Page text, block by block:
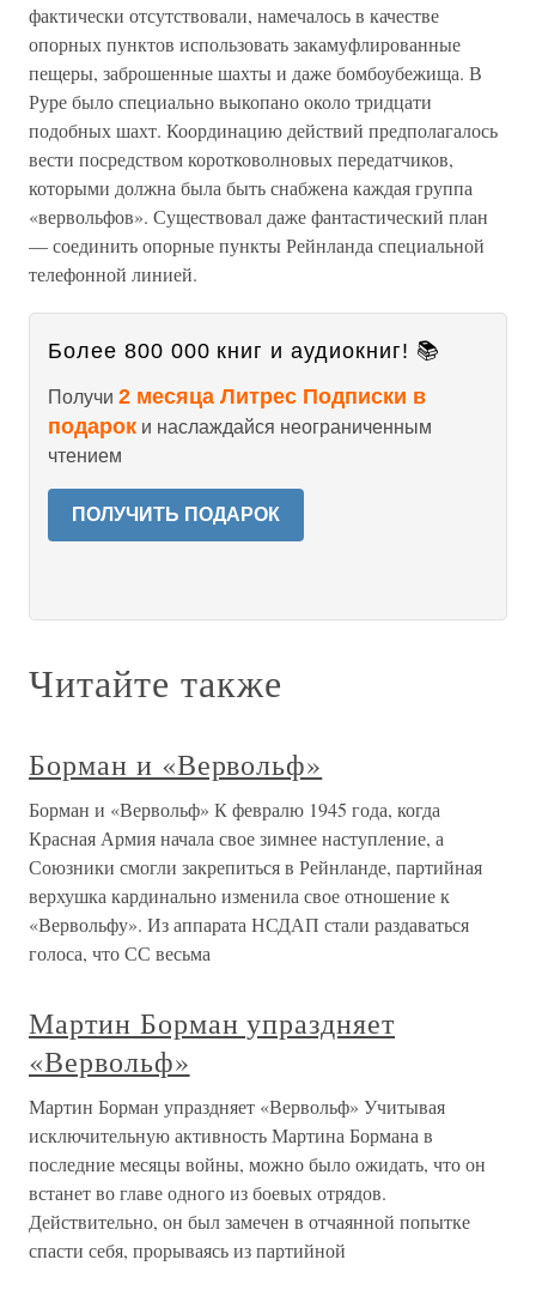
фактически отсутствовали, намечалось в качестве
опорных пунктов использовать закамуфлированные
пещеры, заброшенные шахты и даже бомбоубежища. В
Руре было специально выкопано около тридцати
подобных шахт. Координацию действий предполагалось
вести посредством коротковолновых передатчиков,
которыми должна была быть снабжена каждая группа
«вервольфов». Существовал даже фантастический план
— соединить опорные пункты Рейнланда специальной
телефонной линией.
Более 800 000 книг и аудиокниг! 📚
Получи 2 месяца Литрес Подписки в
подарок и наслаждайся неограниченным
чтением
ПОЛУЧИТЬ ПОДАРОК
Читайте также
Борман и «Вервольф»
Борман и «Вервольф» К февралю 1945 года, когда
Красная Армия начала свое зимнее наступление, а
Союзники смогли закрепиться в Рейнланде, партийная
верхушка кардинально изменила свое отношение к
«Вервольфу». Из аппарата НСДАП стали раздаваться
голоса, что СС весьма
Мартин Борман упраздняет
«Вервольф»
Мартин Борман упраздняет «Вервольф» Учитывая
исключительную активность Мартина Бормана в
последние месяцы войны, можно было ожидать, что он
встанет во главе одного из боевых отрядов.
Действительно, он был замечен в отчаянной попытке
спасти себя, прорываясь из партийной